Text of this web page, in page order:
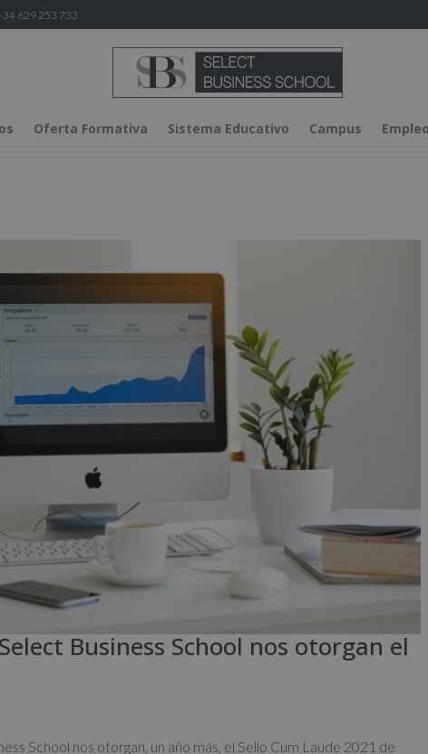
629 253 733
Oferta Formativa Sistema Educativo Campus
Business School nos otorgan el
School nos otorgan, un año más, el Sello Cum Laude 2021 de